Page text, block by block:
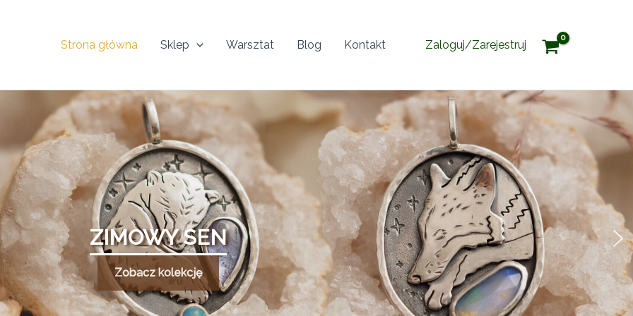
Strona główna Sklep Warsztat Blog Kontakt Zaloguj/Zarejestruj
ZIMOWY SEN
Zobacz kolekcję